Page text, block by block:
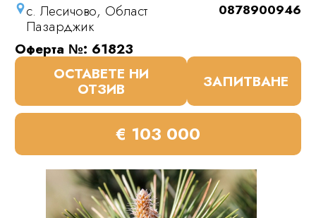
с. Лесичово, Област
Пазарджик
0878900946
Оферта №: 61823
ОСТАВЕТЕ НИ
ОТЗИВ ЗАПИТВАНЕ
€ 103 000